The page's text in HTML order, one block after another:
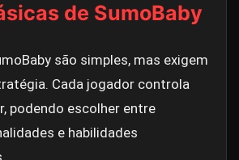
de SumoBaby
são simples, mas exigem
Cada jogador controla
podendo escolher entre
e habilidades